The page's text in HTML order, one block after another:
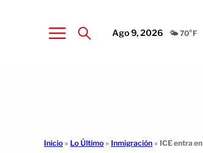
Ago 9, 2026 🌤️ 70°F
Inicio » Lo Último » Inmigración » ICE entra